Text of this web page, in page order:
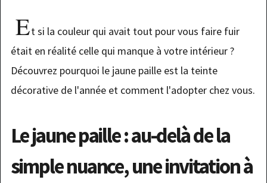
Et si la couleur qui avait tout pour vous faire fuir
était en réalité celle qui manque à votre intérieur ?
Découvrez pourquoi le jaune paille est la teinte
décorative de l'année et comment l'adopter chez vous.
Le jaune paille : au-delà de la
simple nuance, une invitation à